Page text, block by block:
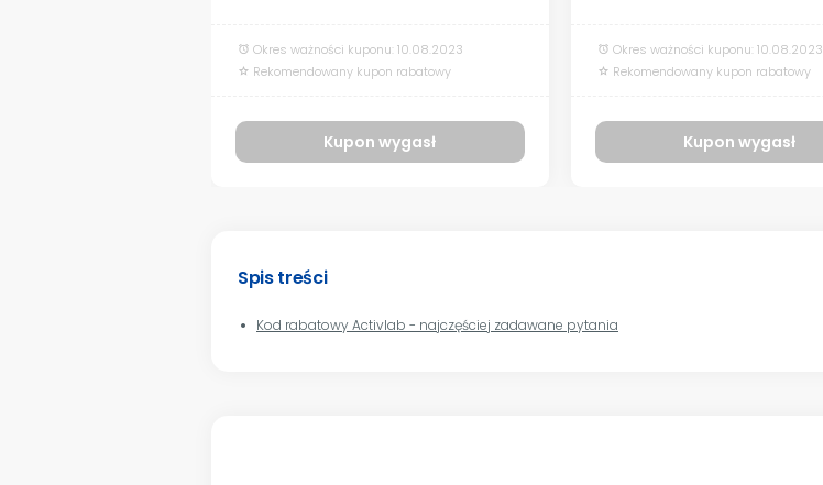
alarm Okres ważności kuponu: 10.08.2023
grade Rekomendowany kupon rabatowy
Kupon wygasł
alarm Okres ważności kuponu: 10.08.2023
grade Rekomendowany kupon rabatowy
Kupon wygasł
Spis treści
Kod rabatowy Activlab - najczęściej zadawane pytania